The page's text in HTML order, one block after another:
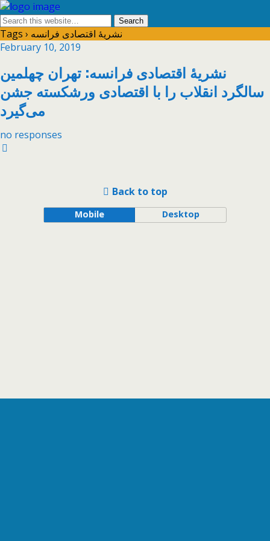
Tags › نشریۀ اقتصادی فرانسه
February 10, 2019
نشریۀ اقتصادی فرانسه: تهران چهلمین
سالگرد انقلاب را با اقتصادی ورشکسته جشن
می‌گیرد
no responses
Back to top
Mobile Desktop